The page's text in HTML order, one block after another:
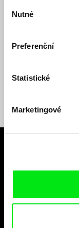
souhlasu
Nutné
Preferenční
Statistické
Marketingové
elektronickými
zasílání Newsletteru